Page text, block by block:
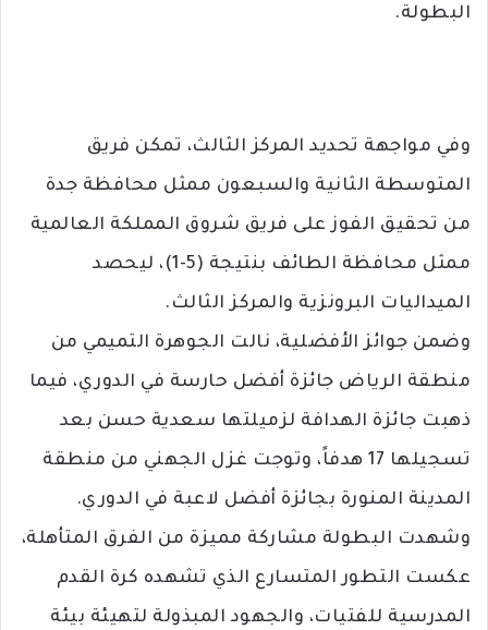
البطولة.
وفي مواجهة تحديد المركز الثالث، تمكن فريق
المتوسطة الثانية والسبعون ممثل محافظة جدة
من تحقيق الفوز على فريق شروق المملكة العالمية
ممثل محافظة الطائف بنتيجة (5-1)، ليحصد
الميداليات البرونزية والمركز الثالث.
وضمن جوائز الأفضلية، نالت الجوهرة التميمي من
منطقة الرياض جائزة أفضل حارسة في الدوري، فيما
ذهبت جائزة الهدافة لزميلتها سعدية حسن بعد
تسجيلها 17 هدفاً، وتوجت غزل الجهني من منطقة
المدينة المنورة بجائزة أفضل لاعبة في الدوري.
وشهدت البطولة مشاركة مميزة من الفرق المتأهلة،
عكست التطور المتسارع الذي تشهده كرة القدم
المدرسية للفتيات، والجهود المبذولة لتهيئة بيئة